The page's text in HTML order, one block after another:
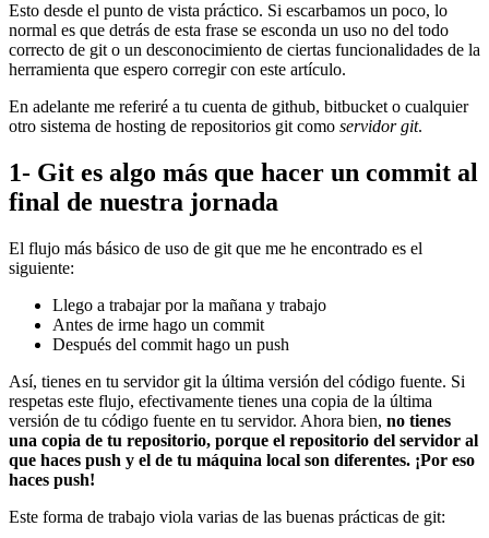
Esto desde el punto de vista práctico. Si escarbamos un poco, lo
normal es que detrás de esta frase se esconda un uso no del todo
correcto de git o un desconocimiento de ciertas funcionalidades de la
herramienta que espero corregir con este artículo.
En adelante me referiré a tu cuenta de github, bitbucket o cualquier
otro sistema de hosting de repositorios git como servidor git.
1- Git es algo más que hacer un commit al
final de nuestra jornada
El flujo más básico de uso de git que me he encontrado es el
siguiente:
Llego a trabajar por la mañana y trabajo
Antes de irme hago un commit
Después del commit hago un push
Así, tienes en tu servidor git la última versión del código fuente. Si
respetas este flujo, efectivamente tienes una copia de la última
versión de tu código fuente en tu servidor. Ahora bien, no tienes
una copia de tu repositorio, porque el repositorio del servidor al
que haces push y el de tu máquina local son diferentes. ¡Por eso
haces push!
Este forma de trabajo viola varias de las buenas prácticas de git: